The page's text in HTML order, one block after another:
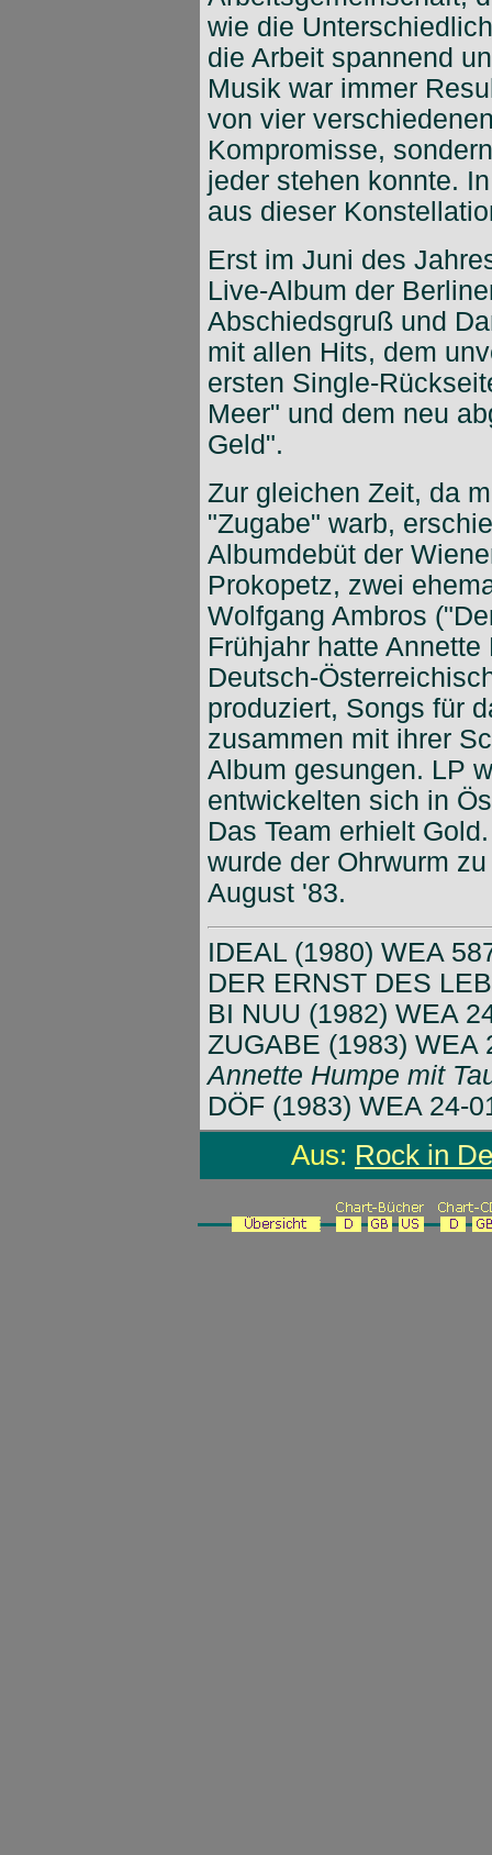
wie die
die Arbeit spannend
Musik war immer
von vier
Kompromisse,
jeder stehen konnte.
aus dieser
Erst im Juni des
Live-Album der
Abschiedsgruß und
mit allen Hits, dem
ersten Single-
Meer" und dem neu
Geld".
Zur gleichen Zeit, da
"Zugabe" warb,
Albumdebüt der
Prokopetz, zwei
Wolfgang Ambros
Frühjahr hatte
Deutsch-
produziert, Songs für
zusammen mit ihrer
Album gesungen. LP
entwickelten sich in
Das Team erhielt
wurde der Ohrwurm
August '83.
IDEAL (1980) WEA
DER ERNST DES
BI NUU (1982) WEA
ZUGABE (1983) WEA
Annette Humpe mit
DÖF (1983) WEA 24-
Aus: Rock in